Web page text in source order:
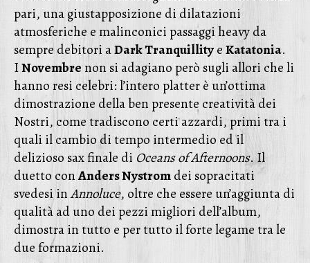
pari, una giustapposizione di dilatazioni
atmosferiche e malinconici passaggi heavy da
sempre debitori aDark TranquillityeKatatonia.
INovembrenon si adagiano però sugli allori che li
hanno resi celebri: l’intero platter è un’ottima
dimostrazione della ben presente creatività dei
Nostri, come tradiscono certi azzardi, primi tra i
quali il cambio di tempo intermedio ed il
delizioso sax finale di Oceans of Afternoons. Il
duetto conAnders Nystromdei sopracitati
svedesi inAnnoluce, oltre che essere un’aggiunta di
qualità ad uno dei pezzi migliori dell’album,
dimostra in tutto e per tutto il forte legame tra le
due formazioni.